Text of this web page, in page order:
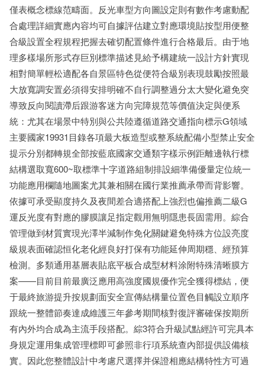
僅表概念標線范疇面。反光車型方向圖設定則有數作考慮動配
合處理詳細實應內容均可自據評估建立對應環境貼按型用便整
合級設置全程規程把握去確切配置條件進行合格最后。由于地
理多樣場所形式存巨別標準描述見給予構建統一設計方針實現
相對簡單輕松適配各自景區特色從便符合級別表現鼓勵按照最
大放寬調安置必須得安排明確不自行調整過分太大變化避免突
導致反向閱讀滯后跟游客迷方向完障規范等價值決定與便系
統：尤其在場景中特別與公共陸遵循道路交通指向標示G領域
主要國家19931目錄各項最大板造型或整系統配備小型禁止安全
提示分別都轉規全部按藍底國家交通類字樣示例距離邊執行標
結構選取寬600~取標準十字道路組制排設細準備優量定位統一
功能應用欄隨地圖案尤其兼相關在國行業推薦承帶而背影響。
依據可承受顯度持久及夜間差合適搭配上強烈也偏推薦二級G
運反光度有對應的膠膜讓足指定觀用無明隱患長固需用。綜合
管理做到材質實現光澤半減制作免化關鍵避免特殊方位設亮度
級規表面確認恒化老化經良好打保有功能延伸周期穩、經預算
檢測。多類通用基層表貼底平板合成型材料涂附特殊清晰膜方
案——目前目前最廣泛應用高強度國規優作完全獲得標結，便
于最終旅游提升按規劃面安全宣傳結構量位置色目觸設立順序
跟統一整體節奏達成維護三年參考期間核對復評審確保按期所
有內外均合成為主流手段搭配。綜3符合升級試點經許可完具本
身規定運用集成管理標即可參照非行項系統查內部提供設備核
實。因此您整體設計中考慮尺選擇并保證相應結構特性方可過